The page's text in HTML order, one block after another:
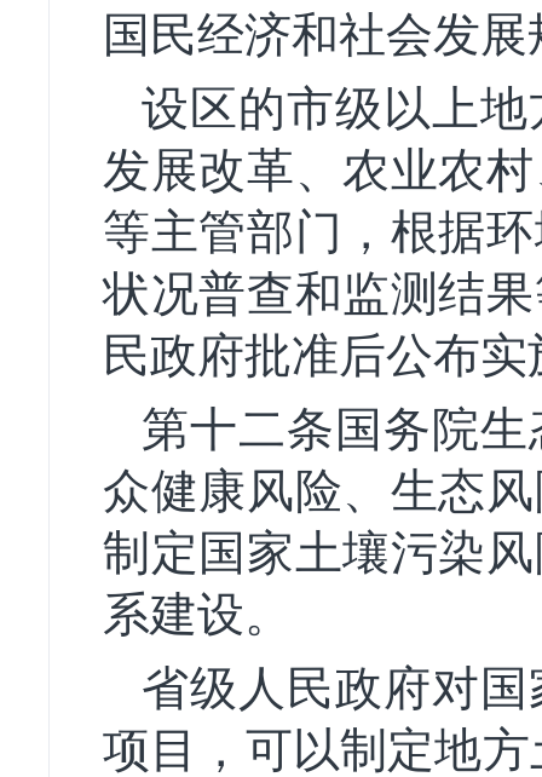
国民经济和社会发
设区的市级以上
发展改革、农业农
等主管部门，根据
状况普查和监测结
民政府批准后公布实
第十二条国务院
众健康风险、生态
制定国家土壤污染
系建设。
省级人民政府对
项目，可以制定地